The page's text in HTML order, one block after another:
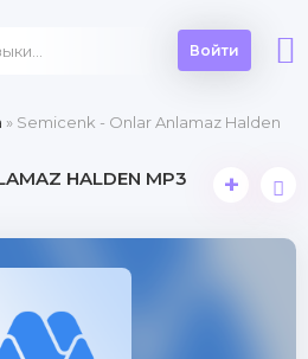
Войти
» Semicenk - Onlar Anlamaz Halden
HALDEN MP3 +